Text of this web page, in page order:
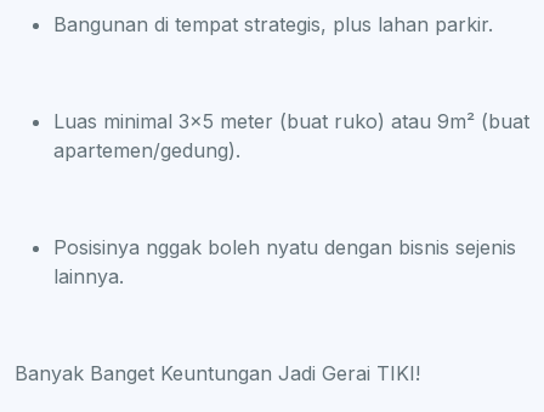
Bangunan di tempat strategis, plus lahan parkir.
Luas minimal 3x5 meter (buat ruko) atau 9m² (buat
apartemen/gedung).
Posisinya nggak boleh nyatu dengan bisnis sejenis
lainnya.
Banyak Banget Keuntungan Jadi Gerai TIKI!